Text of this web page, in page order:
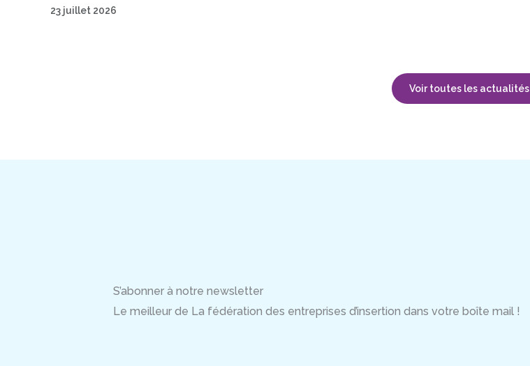
23 juillet 2026
Voir toutes les actualités
S’abonner à notre newsletter
Le meilleur de La fédération des entreprises d’insertion dans votre boîte mail !